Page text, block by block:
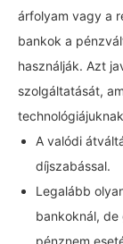
árfolyam vagy a
bankok a
használják. Azt
szolgáltatását,
A valódi
díjszabással.
Legalább
bankoknál,
pénznem